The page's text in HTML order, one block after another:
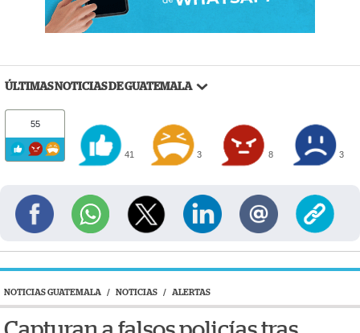
ÚLTIMAS NOTICIAS DE GUATEMALA
55
41 3 8 3
NOTICIAS GUATEMALA / NOTICIAS / ALERTAS